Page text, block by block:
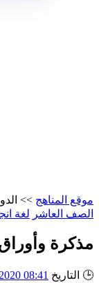
موقع المناهج >>
الصف العاشر لغة
مذكرة
🕒 التاريخ 08:41 2020-03-04